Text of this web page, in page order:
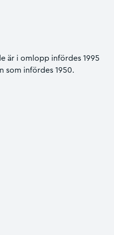
är i omlopp infördes 1995
som infördes 1950.